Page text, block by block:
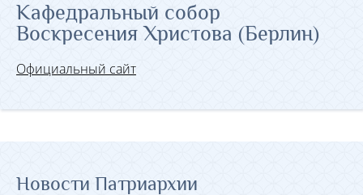
Кафедральный собор
Воскресения Христова (Берлин)
Официальный сайт
Новости Патриархии